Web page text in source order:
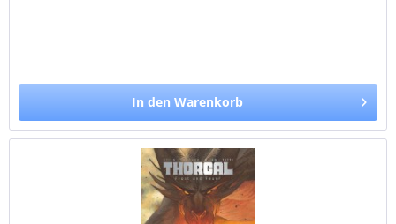
In den Warenkorb